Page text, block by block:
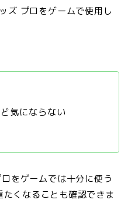
プロをゲームで使用し
気にならない
をゲームでは十分に使う
くなることも確認できま